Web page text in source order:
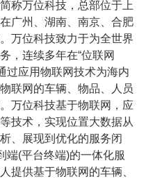
称万位科技，总部位于上
广州、湖南、南京、合肥
万位科技致力于为全世界
，连续多年在“位联网
过应用物联网技术为海内
联网的车辆、物品、人员
万位科技基于物联网，应
技术，实现位置大数据从
、展现到优化的服务闭
端(平台终端)的一体化服
提供基于物联网的车辆、